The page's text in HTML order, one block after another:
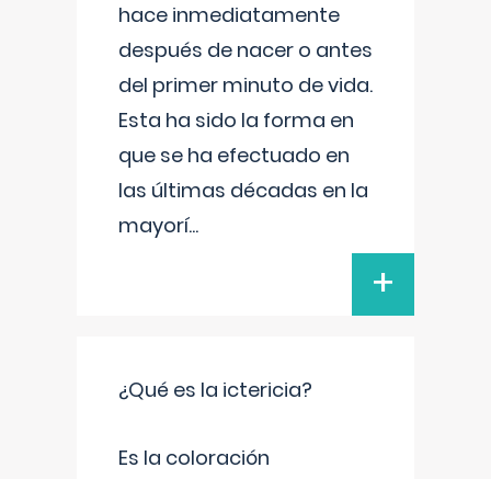
hace inmediatamente
después de nacer o antes
del primer minuto de vida.
Esta ha sido la forma en
que se ha efectuado en
las últimas décadas en la
mayorí...
+
¿Qué es la ictericia?
Es la coloración